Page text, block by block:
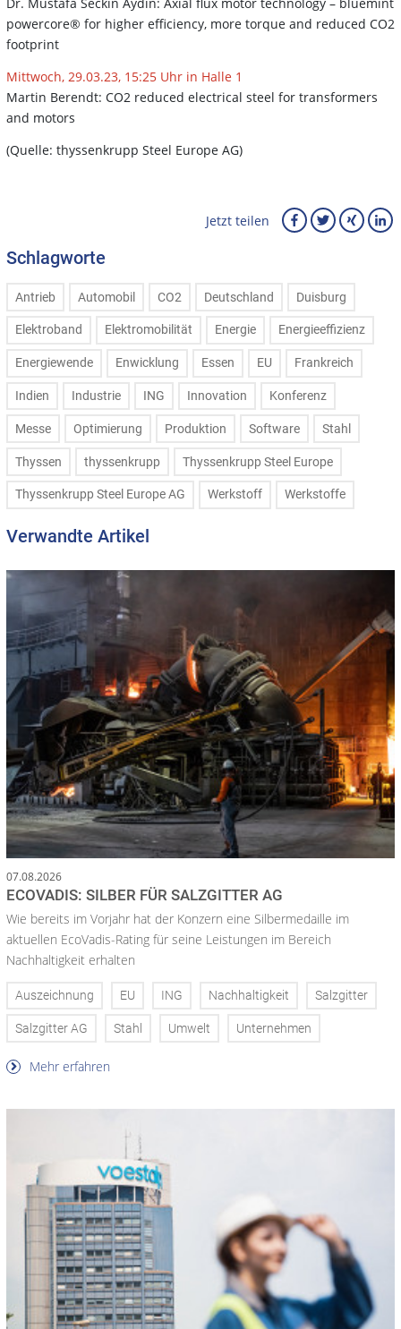
powercore® for higher efficiency, more torque and reduced CO2
footprint
Mittwoch, 29.03.23, 15:25 Uhr in Halle 1
Martin Berendt: CO2 reduced electrical steel for transformers
and motors
(Quelle: thyssenkrupp Steel Europe AG)
Jetzt teilen
Schlagworte
Antrieb Automobil CO2 Deutschland Duisburg
Elektroband Elektromobilität Energie Energieeffizienz
Energiewende Enwicklung Essen EU Frankreich
Indien Industrie ING Innovation Konferenz
Messe Optimierung Produktion Software Stahl
Thyssen thyssenkrupp Thyssenkrupp Steel Europe
Thyssenkrupp Steel Europe AG Werkstoff Werkstoffe
Verwandte Artikel
07.08.2026
ECOVADIS: SILBER FÜR SALZGITTER AG
Wie bereits im Vorjahr hat der Konzern eine Silbermedaille im
aktuellen EcoVadis-Rating für seine Leistungen im Bereich
Nachhaltigkeit erhalten
Auszeichnung EU ING Nachhaltigkeit Salzgitter
Salzgitter AG Stahl Umwelt Unternehmen
Mehr erfahren